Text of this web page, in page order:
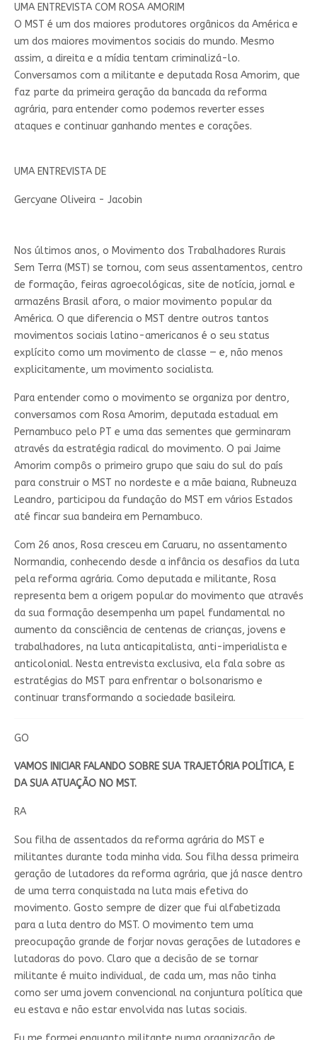
UMA ENTREVISTA COM ROSA AMORIM
O MST é um dos maiores produtores orgânicos da América e
um dos maiores movimentos sociais do mundo. Mesmo
assim, a direita e a mídia tentam criminalizá-lo.
Conversamos com a militante e deputada Rosa Amorim, que
faz parte da primeira geração da bancada da reforma
agrária, para entender como podemos reverter esses
ataques e continuar ganhando mentes e corações.
UMA ENTREVISTA DE
Gercyane Oliveira - Jacobin
Nos últimos anos, o Movimento dos Trabalhadores Rurais
Sem Terra (MST) se tornou, com seus assentamentos, centro
de formação, feiras agroecológicas, site de notícia, jornal e
armazéns Brasil afora, o maior movimento popular da
América. O que diferencia o MST dentre outros tantos
movimentos sociais latino-americanos é o seu status
explícito como um movimento de classe — e, não menos
explicitamente, um movimento socialista.
Para entender como o movimento se organiza por dentro,
conversamos com Rosa Amorim, deputada estadual em
Pernambuco pelo PT e uma das sementes que germinaram
através da estratégia radical do movimento. O pai Jaime
Amorim compôs o primeiro grupo que saiu do sul do país
para construir o MST no nordeste e a mãe baiana, Rubneuza
Leandro, participou da fundação do MST em vários Estados
até fincar sua bandeira em Pernambuco.
Com 26 anos, Rosa cresceu em Caruaru, no assentamento
Normandia, conhecendo desde a infância os desafios da luta
pela reforma agrária. Como deputada e militante, Rosa
representa bem a origem popular do movimento que através
da sua formação desempenha um papel fundamental no
aumento da consciência de centenas de crianças, jovens e
trabalhadores, na luta anticapitalista, anti-imperialista e
anticolonial. Nesta entrevista exclusiva, ela fala sobre as
estratégias do MST para enfrentar o bolsonarismo e
continuar transformando a sociedade basileira.
GO
VAMOS INICIAR FALANDO SOBRE SUA TRAJETÓRIA POLÍTICA, E
DA SUA ATUAÇÃO NO MST.
RA
Sou filha de assentados da reforma agrária do MST e
militantes durante toda minha vida. Sou filha dessa primeira
geração de lutadores da reforma agrária, que já nasce dentro
de uma terra conquistada na luta mais efetiva do
movimento. Gosto sempre de dizer que fui alfabetizada
para a luta dentro do MST. O movimento tem uma
preocupação grande de forjar novas gerações de lutadores e
lutadoras do povo. Claro que a decisão de se tornar
militante é muito individual, de cada um, mas não tinha
como ser uma jovem convencional na conjuntura política que
eu estava e não estar envolvida nas lutas sociais.